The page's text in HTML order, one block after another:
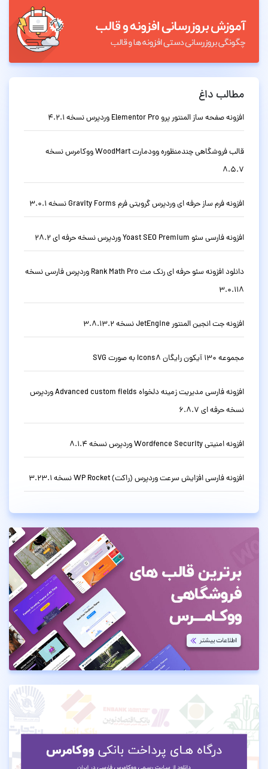
مطالب داغ
افزونه صفحه ساز المنتور پرو Elementor Pro وردپرس نسخه 4.2.1
قالب فروشگاهی چندمنظوره وودمارت WoodMart ووکامرس نسخه
8.5.7
افزونه فرم ساز حرفه ای وردپرس گرویتی فرم Gravity Forms نسخه 3.0.1
افزونه فارسی سئو Yoast SEO Premium وردپرس نسخه حرفه ای 28.2
دانلود افزونه سئو حرفه ای رنک مث Rank Math Pro وردپرس فارسی نسخه
3.0.118
افزونه جت انجین المنتور JetEngine نسخه 3.8.13.2
مجموعه 130 آیکون رایگان Icons8 به صورت SVG
افزونه فارسی مدیریت زمینه دلخواه Advanced custom fields وردپرس
نسخه حرفه ای 6.8.7
افزونه امنیتی Wordfence Security وردپرس نسخه 8.1.4
افزونه فارسی افزایش سرعت وردپرس (راکت) WP Rocket نسخه 3.23.1